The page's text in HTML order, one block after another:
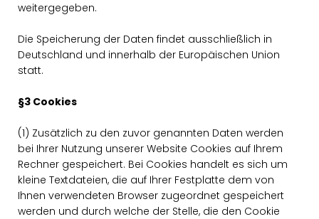
weitergegeben.
Die Speicherung der Daten findet ausschließlich in
Deutschland und innerhalb der Europäischen Union
statt.
§3 Cookies
(1) Zusätzlich zu den zuvor genannten Daten werden
bei Ihrer Nutzung unserer Website Cookies auf Ihrem
Rechner gespeichert. Bei Cookies handelt es sich um
kleine Textdateien, die auf Ihrer Festplatte dem von
Ihnen verwendeten Browser zugeordnet gespeichert
werden und durch welche der Stelle, die den Cookie